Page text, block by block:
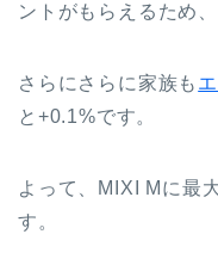
ントがもらえるため
さらにさらに家族も
と+0.1%です。
よって、MIXI Mに最
す。